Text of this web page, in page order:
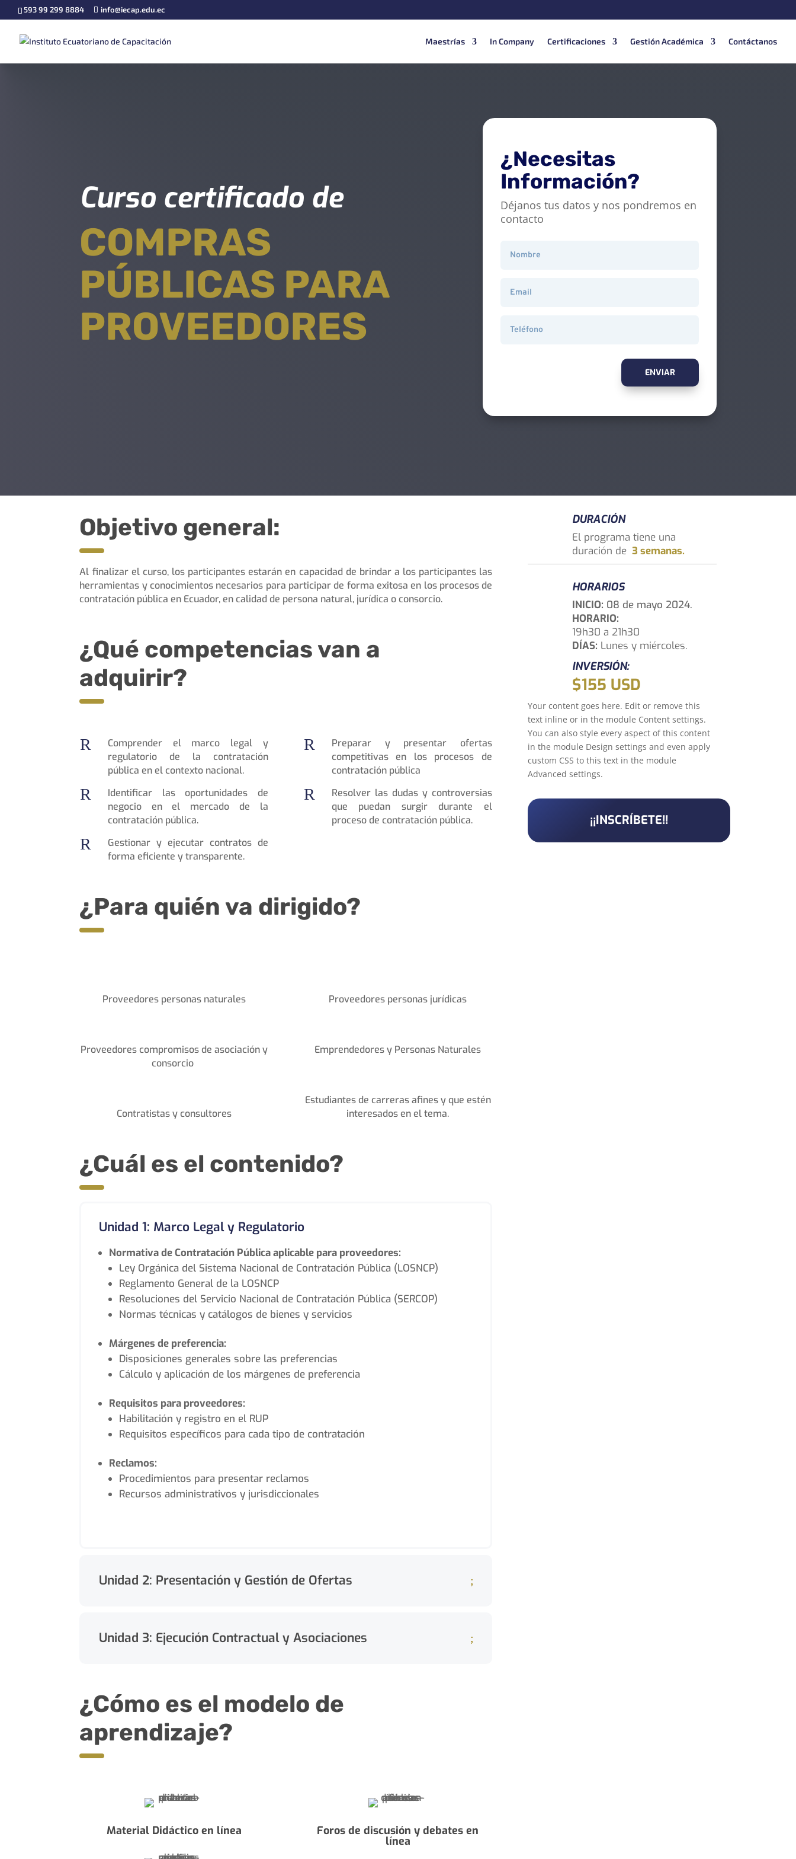
593 99 299 8884 info@iecap.edu.ec
Maestrías In Company Certificaciones Gestión Académica Contáctanos
Curso certificado de
COMPRAS
PÚBLICAS PARA
PROVEEDORES
¿Necesitas
Información?
Déjanos tus datos y nos pondremos en
contacto
ENVIAR
Objetivo general:
Al finalizar el curso, los participantes estarán en capacidad de brindar a los participantes las
herramientas y conocimientos necesarios para participar de forma exitosa en los procesos de
contratación pública en Ecuador, en calidad de persona natural, jurídica o consorcio.
¿Qué competencias van a
adquirir?
R
Comprender el marco legal y
regulatorio de la contratación
pública en el contexto nacional.
R
Identificar las oportunidades de
negocio en el mercado de la
contratación pública.
R
Gestionar y ejecutar contratos de
forma eficiente y transparente.
R
Preparar y presentar ofertas
competitivas en los procesos de
contratación pública
R
Resolver las dudas y controversias
que puedan surgir durante el
proceso de contratación pública.
¿Para quién va dirigido?
Proveedores personas naturales
Proveedores compromisos de asociación y
consorcio
Contratistas y consultores
Proveedores personas jurídicas
Emprendedores y Personas Naturales
Estudiantes de carreras afines y que estén
interesados en el tema.
¿Cuál es el contenido?
Unidad 1: Marco Legal y Regulatorio
Normativa de Contratación Pública aplicable para proveedores:
Ley Orgánica del Sistema Nacional de Contratación Pública (LOSNCP)
Reglamento General de la LOSNCP
Resoluciones del Servicio Nacional de Contratación Pública (SERCOP)
Normas técnicas y catálogos de bienes y servicios
Márgenes de preferencia:
Disposiciones generales sobre las preferencias
Cálculo y aplicación de los márgenes de preferencia
Requisitos para proveedores:
Habilitación y registro en el RUP
Requisitos específicos para cada tipo de contratación
Reclamos:
Procedimientos para presentar reclamos
Recursos administrativos y jurisdiccionales
Unidad 2: Presentación y Gestión de Ofertas
Unidad 3: Ejecución Contractual y Asociaciones
¿Cómo es el modelo de
aprendizaje?
Material Didáctico en línea Foros de discusión y debates en
línea
DURACIÓN
El programa tiene una
duración de 3 semanas.
HORARIOS
INICIO: 08 de mayo 2024.
HORARIO:
19h30 a 21h30
DÍAS: Lunes y miércoles.
INVERSIÓN:
$155 USD
Your content goes here. Edit or remove this
text inline or in the module Content settings.
You can also style every aspect of this content
in the module Design settings and even apply
custom CSS to this text in the module
Advanced settings.
¡¡INSCRÍBETE!!